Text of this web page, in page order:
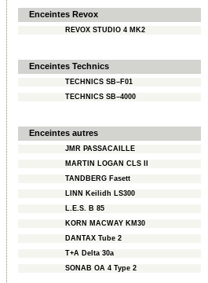
Enceintes Revox
REVOX STUDIO 4 MK2
Enceintes Technics
TECHNICS SB–F01
TECHNICS SB–4000
Enceintes autres
JMR PASSACAILLE
MARTIN LOGAN CLS II
TANDBERG Fasett
LINN Keilidh LS300
L.E.S. B 85
KORN MACWAY KM30
DANTAX Tube 2
T+A Delta 30a
SONAB OA 4 Type 2